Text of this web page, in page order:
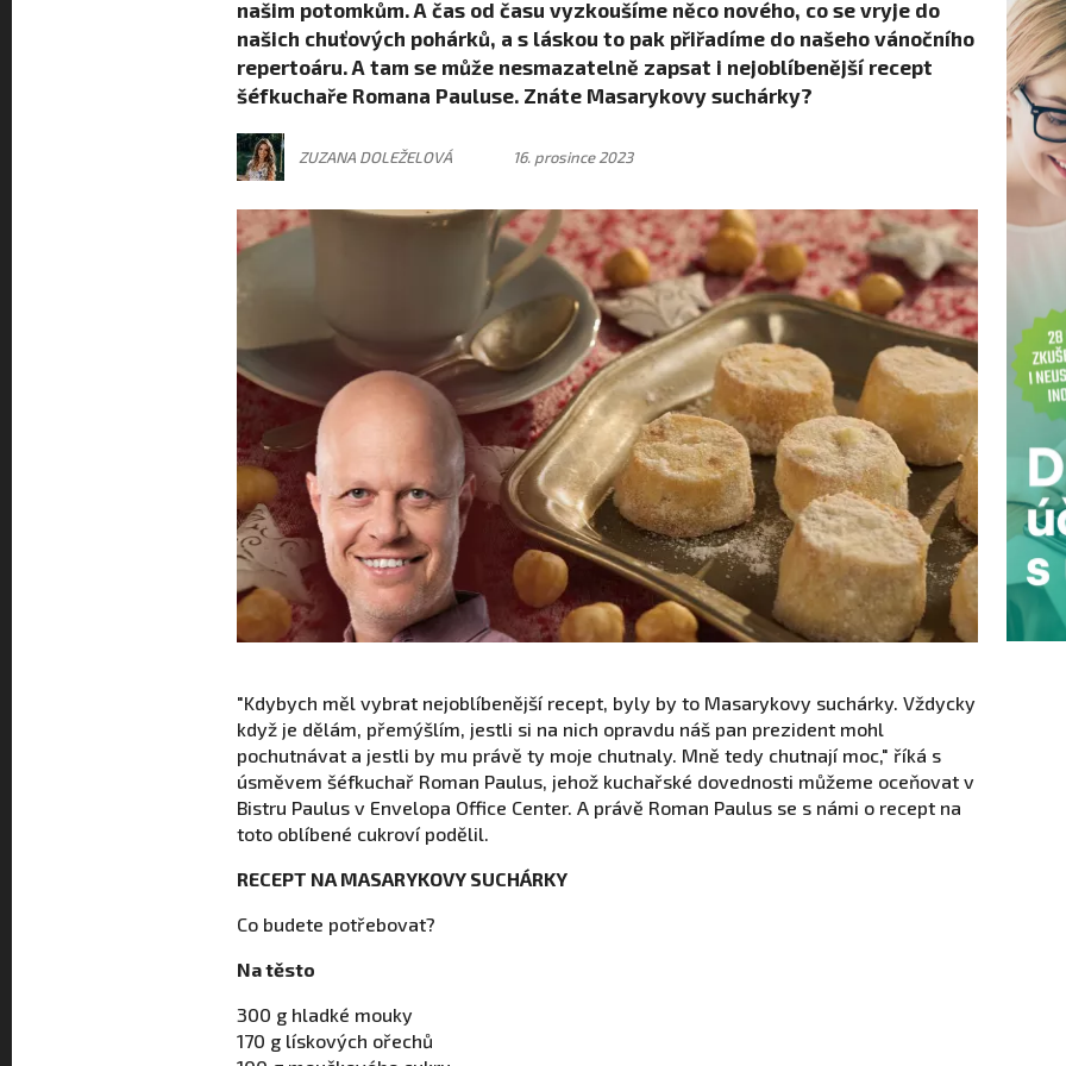
našim potomkům. A čas od času vyzkoušíme něco nového, co se vryje do
našich chuťových pohárků, a s láskou to pak přiřadíme do našeho vánočního
repertoáru. A tam se může nesmazatelně zapsat i nejoblíbenější recept
šéfkuchaře Romana Pauluse. Znáte Masarykovy suchárky?
ZUZANA DOLEŽELOVÁ 16. prosince 2023
"Kdybych měl vybrat nejoblíbenější recept, byly by to Masarykovy suchárky. Vždycky
když je dělám, přemýšlím, jestli si na nich opravdu náš pan prezident mohl
pochutnávat a jestli by mu právě ty moje chutnaly. Mně tedy chutnají moc," říká s
úsměvem šéfkuchař Roman Paulus, jehož kuchařské dovednosti můžeme oceňovat v
Bistru Paulus v Envelopa Office Center. A právě Roman Paulus se s námi o recept na
toto oblíbené cukroví podělil.
RECEPT NA MASARYKOVY SUCHÁRKY
Co budete potřebovat?
Na těsto
300 g hladké mouky
170 g lískových ořechů